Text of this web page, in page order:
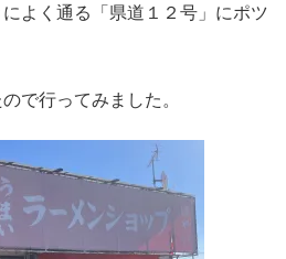
よく通る「県道１２号」にポツ
で行ってみました。